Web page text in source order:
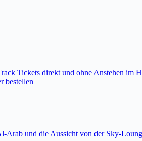
Tickets direkt und ohne Anstehen im
bestellen
Arab und die Aussicht von der Sky-